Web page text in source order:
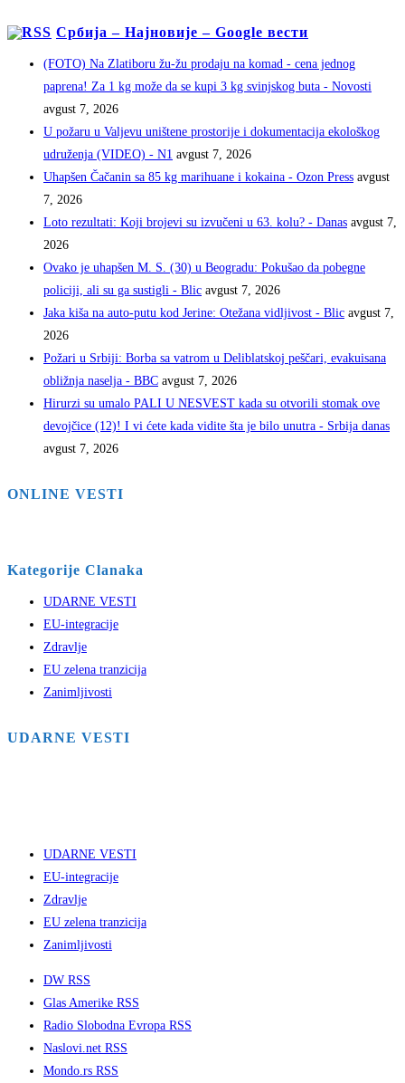
Србија – Најновије – Google вести
(FOTO) Na Zlatiboru žu-žu prodaju na komad - cena jednog
paprena! Za 1 kg može da se kupi 3 kg svinjskog buta - Novosti
avgust 7, 2026
U požaru u Valjevu uništene prostorije i dokumentacija ekološkog
udruženja (VIDEO) - N1 avgust 7, 2026
Uhapšen Čačanin sa 85 kg marihuane i kokaina - Ozon Press avgust
7, 2026
Loto rezultati: Koji brojevi su izvučeni u 63. kolu? - Danas avgust 7,
2026
Ovako je uhapšen M. S. (30) u Beogradu: Pokušao da pobegne
policiji, ali su ga sustigli - Blic avgust 7, 2026
Jaka kiša na auto-putu kod Jerine: Otežana vidljivost - Blic avgust 7,
2026
Požari u Srbiji: Borba sa vatrom u Deliblatskoj peščari, evakuisana
obližnja naselja - BBC avgust 7, 2026
Hirurzi su umalo PALI U NESVEST kada su otvorili stomak ove
devojčice (12)! I vi ćete kada vidite šta je bilo unutra - Srbija danas
avgust 7, 2026
ONLINE VESTI
Kategorije Clanaka
UDARNE VESTI
EU-integracije
Zdravlje
EU zelena tranzicija
Zanimljivosti
UDARNE VESTI
UDARNE VESTI
EU-integracije
Zdravlje
EU zelena tranzicija
Zanimljivosti
DW RSS
Glas Amerike RSS
Radio Slobodna Evropa RSS
Naslovi.net RSS
Mondo.rs RSS